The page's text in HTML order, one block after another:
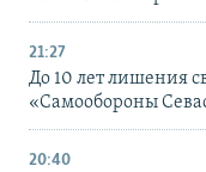
21:27
До 10 лет лишения
«Самообороны
20:40